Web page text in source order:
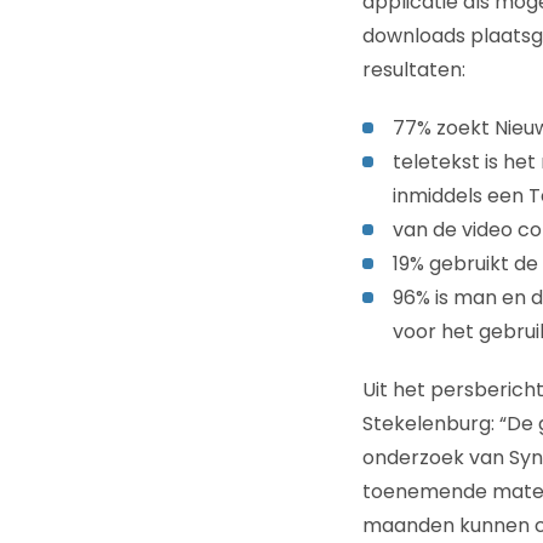
downloads
resultaten:
77% zoekt
teletekst is het
inmiddels een
van de video
19% gebruikt
96% is man
voor het
Uit het
Stekelenburg:
onderzoek van
toenemende
maanden kunnen